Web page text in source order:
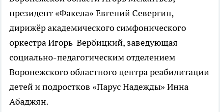
президент «Факела» Евгений Севергин,
дирижёр академического симфонического
оркестра Игорь Вербицкий, заведующая
социально-педагогическим отделением
Воронежского областного центра реабилитации
детей и подростков «Парус Надежды» Инна
Абаджян.